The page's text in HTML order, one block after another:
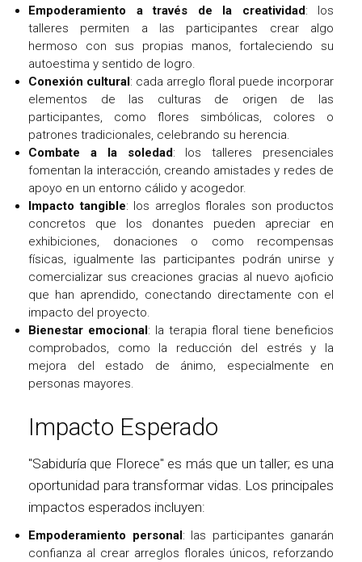
Empoderamiento a través de la creatividad: los
talleres permiten a las participantes crear algo
hermoso con sus propias manos, fortaleciendo su
autoestima y sentido de logro.
Conexión cultural: cada arreglo floral puede incorporar
elementos de las culturas de origen de las
participantes, como flores simbólicas, colores o
patrones tradicionales, celebrando su herencia.
Combate a la soledad: los talleres presenciales
fomentan la interacción, creando amistades y redes de
apoyo en un entorno cálido y acogedor.
Impacto tangible: los arreglos florales son productos
concretos que los donantes pueden apreciar en
exhibiciones, donaciones o como recompensas
físicas, igualmente las participantes podrán unirse y
comercializar sus creaciones gracias al nuevo a¡oficio
que han aprendido, conectando directamente con el
impacto del proyecto.
Bienestar emocional: la terapia floral tiene beneficios
comprobados, como la reducción del estrés y la
mejora del estado de ánimo, especialmente en
personas mayores.
Impacto Esperado
"Sabiduría que Florece" es más que un taller; es una
oportunidad para transformar vidas. Los principales
impactos esperados incluyen:
Empoderamiento personal: las participantes ganarán
confianza al crear arreglos florales únicos, reforzando